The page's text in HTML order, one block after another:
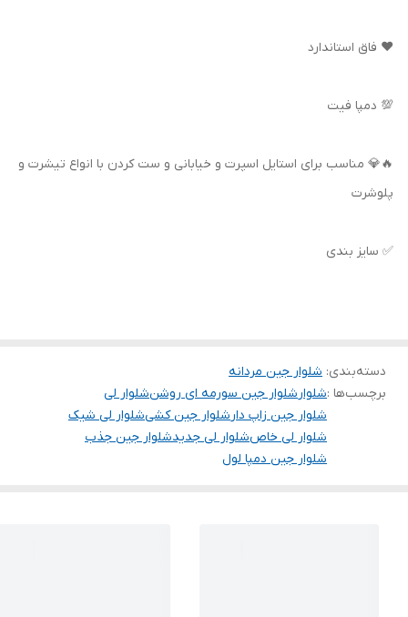
❤️ فاق استاندارد
💯 دمپا فیت
🔥💎 مناسب برای استایل اسپرت و خیابانی و ست کردن با انواع تیشرت و
پلوشرت
✅ سایز بندی
دسته‌بندی: شلوار جین مردانه
برچسب‌ها :شلوارشلوار جین سورمه ای روشنشلوار لی
شلوار جین زاپ دارشلوار جین کشیشلوار لی شیک
شلوار لی خاصشلوار لی جدیدشلوار جین جذب
شلوار جین دمپا لول